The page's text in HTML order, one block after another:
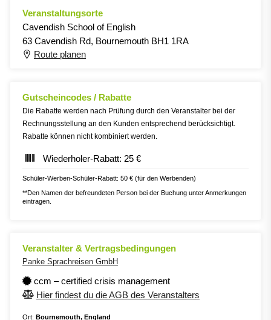
Veranstaltungsorte
Cavendish School of English
63 Cavendish Rd, Bournemouth BH1 1RA
Route planen
Gutscheincodes / Rabatte
Die Rabatte werden nach Prüfung durch den Veranstalter bei der
Rechnungsstellung an den Kunden entsprechend berücksichtigt.
Rabatte können nicht kombiniert werden.
Wiederholer-Rabatt: 25 €
Schüler-Werben-Schüler-Rabatt: 50 € (für den Werbenden)
**Den Namen der befreundeten Person bei der Buchung unter Anmerkungen
eintragen.
Veranstalter & Vertragsbedingungen
Panke Sprachreisen GmbH
ccm – certified crisis management
Hier findest du die AGB des Veranstalters
Ort: Bournemouth, England